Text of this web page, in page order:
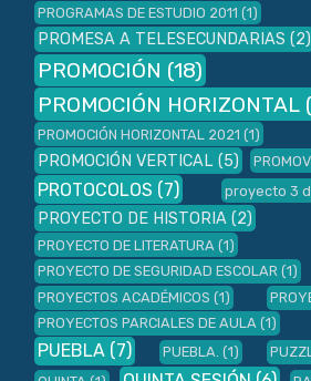
PROGRAMAS DE ESTUDIO 2011 (1)
PROMESA A TELESECUNDARIAS (2)
PROMOCIÓN (18)
PROMOCIÓN HORIZONTAL
PROMOCIÓN HORIZONTAL 2021 (1)
PROMOCIÓN VERTICAL (5)
PROTOCOLOS (7) proyecto 3
PROYECTO DE HISTORIA (2)
PROYECTO DE LITERATURA (1)
PROYECTO DE SEGURIDAD ESCOLAR (1)
PROYECTOS ACADÉMICOS (1)
PROYECTOS PARCIALES DE AULA (1)
PUEBLA (7) PUEBLA. (1)